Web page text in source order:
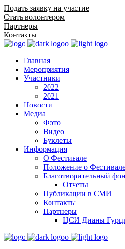
Подать заявку на участие
Стать волонтером
Партнеры
Контакты
Главная
Мероприятия
Участники
2022
2021
Новости
Медиа
Фото
Видео
Буклеты
Информация
О Фестивале
Положение о Фестивале
Благотворительный
Отчеты
Публикации в СМИ
Контакты
Партнеры
ЦСИ Дианы